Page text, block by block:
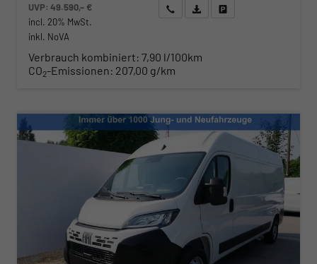
UVP:49.590,– €
incl. 20% MwSt.
inkl. NoVA
Wir rufen Sie anAngebot drucken (PDF)
Verbrauch kombiniert: 7,90 l/100km
CO2-Emissionen: 207,00 g/km